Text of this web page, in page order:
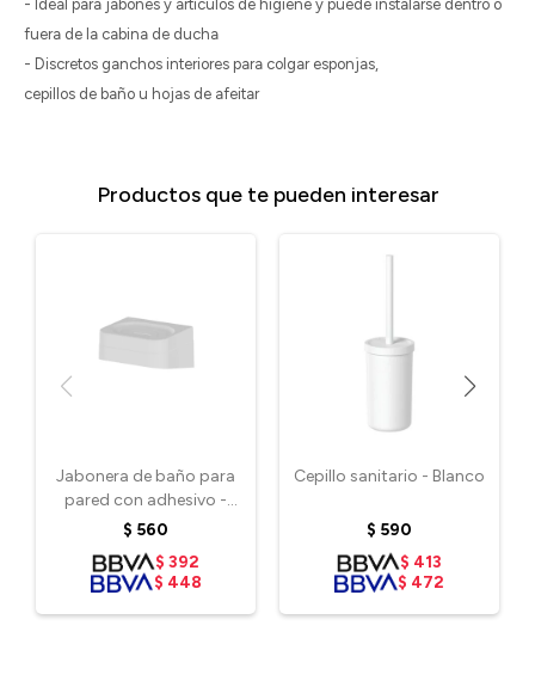
- Ideal para jabones y artículos de higiene y puede instalarse dentro o
fuera de la cabina de ducha
- Discretos ganchos interiores para colgar esponjas,
cepillos de baño u hojas de afeitar
Productos que te pueden interesar
Jabonera de baño para
pared con adhesivo -
Blanco
$ 560
$ 392
$ 448
Cepillo sanitario - Blanco
$ 590
$ 413
$ 472